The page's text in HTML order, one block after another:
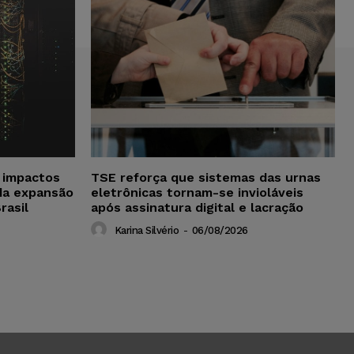
expansão
TSE reforça que sistemas das urnas
eletrônicas tornam-se invioláveis
após assinatura digital e lacração
Karina Silvério - 06/08/2026